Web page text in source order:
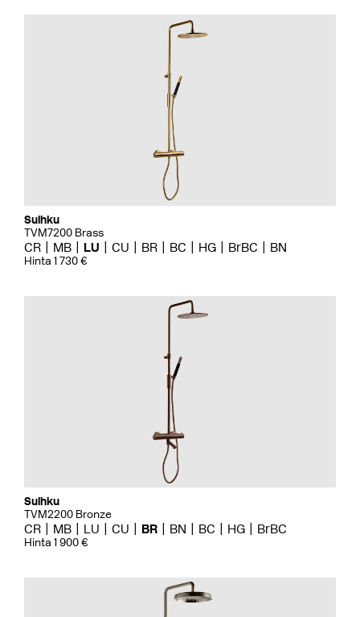
Suihku
TVM7200 Brass
CR MB LU CU BR BC HG BrBC BN
Hinta 1 730 €
Suihku
TVM2200 Bronze
CR MB LU CU BR BN BC HG BrBC
Hinta 1 900 €